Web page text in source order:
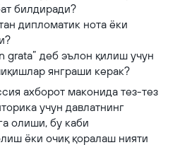
билдиради?
дипломатик нота ёки
деб эълон қилиш учун
янграши керак?
ахборот маконида тез-тез
учун давлатнинг
олиши, бу каби
ёки очиқ қоралаш нияти